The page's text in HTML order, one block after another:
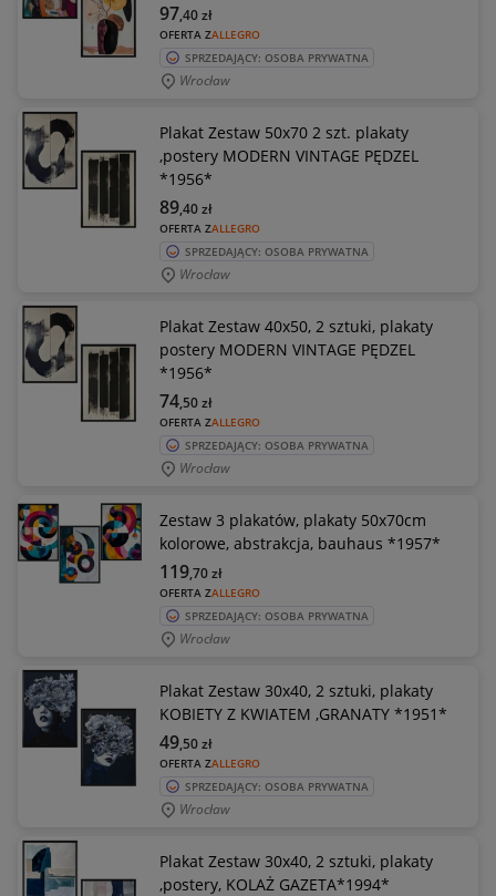
OFERTA ZALLEGRO
97,40zł
SPRZEDAJĄCY: OSOBA PRYWATNA
Wrocław
Plakat Zestaw 50x70 2 szt. plakaty
,postery MODERN VINTAGE PĘDZEL
*1956*
OFERTA ZALLEGRO
89,40zł
SPRZEDAJĄCY: OSOBA PRYWATNA
Wrocław
Plakat Zestaw 40x50, 2 sztuki, plakaty
postery MODERN VINTAGE PĘDZEL
*1956*
OFERTA ZALLEGRO
74,50zł
SPRZEDAJĄCY: OSOBA PRYWATNA
Wrocław
Zestaw 3 plakatów, plakaty 50x70cm
kolorowe, abstrakcja, bauhaus *1957*
OFERTA ZALLEGRO
119,70zł
SPRZEDAJĄCY: OSOBA PRYWATNA
Wrocław
Plakat Zestaw 30x40, 2 sztuki, plakaty
KOBIETY Z KWIATEM ,GRANATY *1951*
OFERTA ZALLEGRO
49,50zł
SPRZEDAJĄCY: OSOBA PRYWATNA
Wrocław
Plakat Zestaw 30x40, 2 sztuki, plakaty
,postery, KOLAŻ GAZETA*1994*